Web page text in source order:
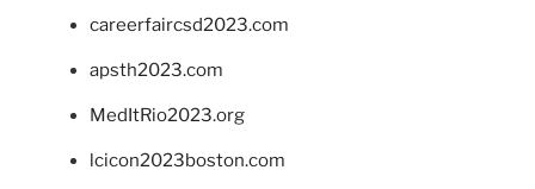
careerfaircsd2023.com
apsth2023.com
MedItRio2023.org
lcicon2023boston.com